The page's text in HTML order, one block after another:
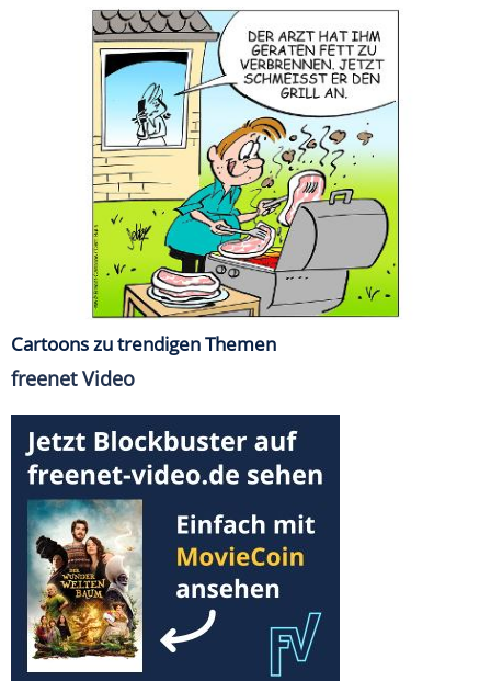
Cartoons zu trendigen Themen
freenet Video